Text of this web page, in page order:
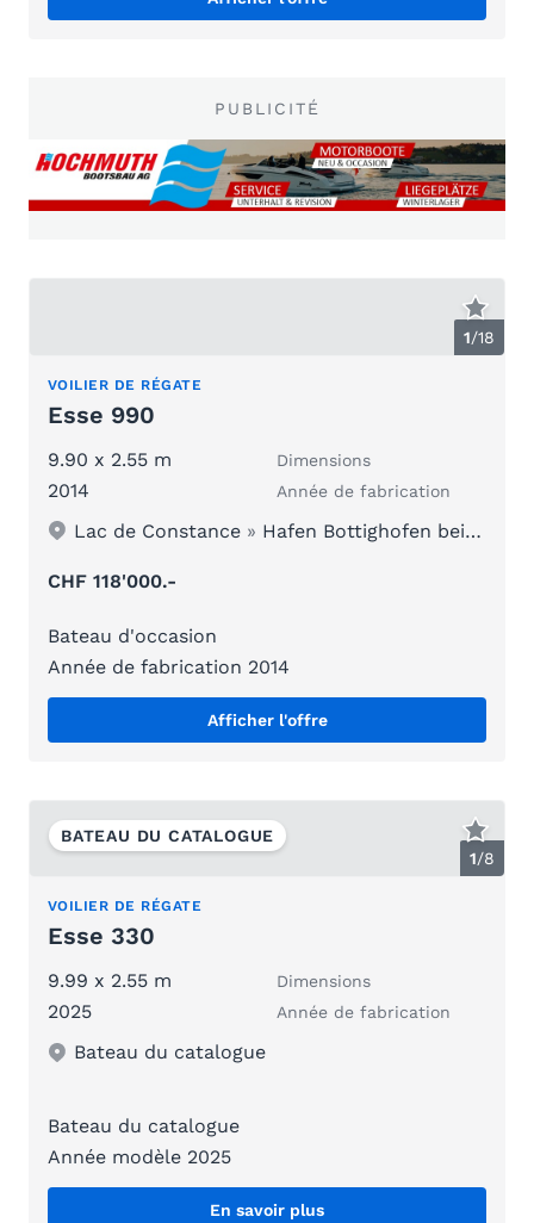
PUBLICITÉ
1/18
VOILIER DE RÉGATE
Esse 990
9.90 x 2.55 m Dimensions
2014 Année de fabrication
Lac de Constance » Hafen Bottighofen bei Kreuzlingen/Konstanz
CHF 118'000.-
Bateau d'occasion
Année de fabrication 2014
Afficher l'offre
1/8
BATEAU DU CATALOGUE
VOILIER DE RÉGATE
Esse 330
9.99 x 2.55 m Dimensions
2025 Année de fabrication
Bateau du catalogue
Bateau du catalogue
Année modèle 2025
En savoir plus